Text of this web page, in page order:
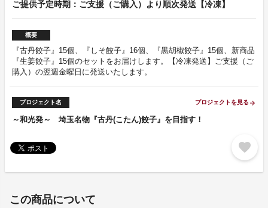
ご提供予定時期：ご支援（ご購入）より順次発送【冷凍】
概要
『古丹餃子』15個、『しそ餃子』16個、『黒胡椒餃子』15個、新商品
『生姜餃子』15個のセットをお届けします。【冷凍発送】ご支援（ご
購入）の翌週金曜日に発送いたします。
プロジェクト名 プロジェクトを見る arrow_forward
～和光発～ 埼玉名物『古丹(こたん)餃子』を目指す！
favorite
この商品について